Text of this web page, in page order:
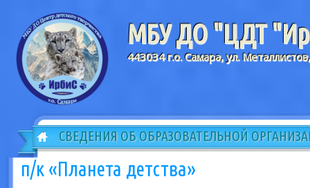
МБУ ДО "ЦДТ
443034 г.о. Самара, ул.
СВЕДЕНИЯ ОБ ОБРАЗОВАТЕЛЬНОЙ
п/к «Планета детства»